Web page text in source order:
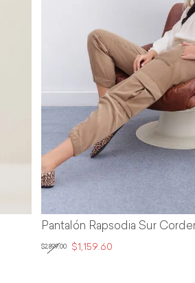
Rapsodia Sur Corderoy